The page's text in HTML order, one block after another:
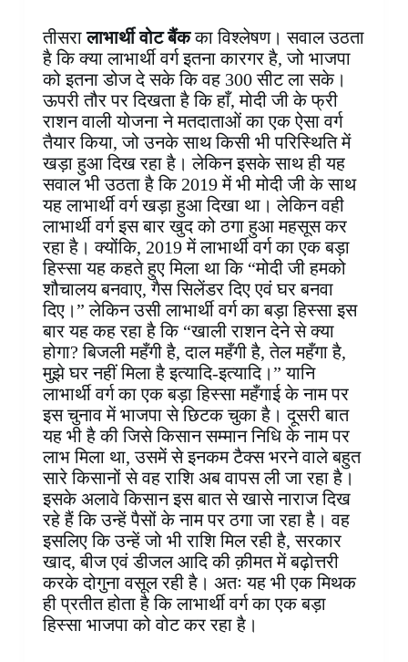
तीसरालाभार्थी वोट बैंकका विश्लेषण। सवाल उठता
है कि क्या लाभार्थी वर्ग इतना कारगर है, जो भाजपा
को इतना डोज दे सके कि वह 300 सीट ला सके।
ऊपरी तौर पर दिखता है कि हाँ, मोदी जी के फ्री
राशन वाली योजना ने मतदाताओं का एक ऐसा वर्ग
तैयार किया, जो उनके साथ किसी भी परिस्थिति में
खड़ा हुआ दिख रहा है। लेकिन इसके साथ ही यह
सवाल भी उठता है कि 2019 में भी मोदी जी के साथ
यह लाभार्थी वर्ग खड़ा हुआ दिखा था। लेकिन वही
लाभार्थी वर्ग इस बार खुद को ठगा हुआ महसूस कर
रहा है। क्योंकि, 2019 में लाभार्थी वर्ग का एक बड़ा
हिस्सा यह कहते हुए मिला था कि “मोदी जी हमको
शौचालय बनवाए, गैस सिलेंडर दिए एवं घर बनवा
दिए।” लेकिन उसी लाभार्थी वर्ग का बड़ा हिस्सा इस
बार यह कह रहा है कि “खाली राशन देने से क्या
होगा? बिजली महँगी है, दाल महँगी है, तेल महँगा है,
मुझे घर नहीं मिला है इत्यादि-इत्यादि।” यानि
लाभार्थी वर्ग का एक बड़ा हिस्सा महँगाई के नाम पर
इस चुनाव में भाजपा से छिटक चुका है। दूसरी बात
यह भी है की जिसे किसान सम्मान निधि के नाम पर
लाभ मिला था, उसमें से इनकम टैक्स भरने वाले बहुत
सारे किसानों से वह राशि अब वापस ली जा रहा है।
इसके अलावे किसान इस बात से खासे नाराज दिख
रहे हैं कि उन्हें पैसों के नाम पर ठगा जा रहा है। वह
इसलिए कि उन्हें जो भी राशि मिल रही है, सरकार
खाद, बीज एवं डीजल आदि की क़ीमत में बढ़ोत्तरी
करके दोगुना वसूल रही है। अतः यह भी एक मिथक
ही प्रतीत होता है कि लाभार्थी वर्ग का एक बड़ा
हिस्सा भाजपा को वोट कर रहा है।